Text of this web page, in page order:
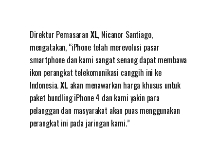
Direktur Pemasaran XL, Nicanor Santiago,
mengatakan, “iPhone telah merevolusi pasar
smartphone dan kami sangat senang dapat membawa
ikon perangkat telekomunikasi canggih ini ke
Indonesia.XL akan menawarkan harga khusus untuk
paket bundling iPhone 4 dan kami yakin para
pelanggan dan masyarakat akan puas menggunakan
perangkat ini pada jaringan kami.”